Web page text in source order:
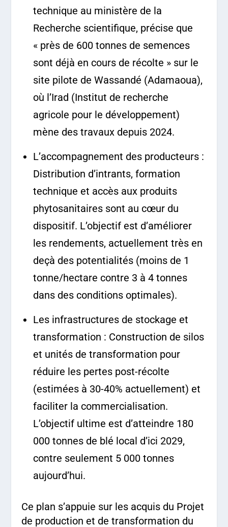
technique au ministère de la
Recherche scientifique, précise que
« près de 600 tonnes de semences
sont déjà en cours de récolte » sur le
site pilote de Wassandé (Adamaoua),
où l’Irad (Institut de recherche
agricole pour le développement)
mène des travaux depuis 2024.
L’accompagnement des producteurs :
Distribution d’intrants, formation
technique et accès aux produits
phytosanitaires sont au cœur du
dispositif. L’objectif est d’améliorer
les rendements, actuellement très en
deçà des potentialités (moins de 1
tonne/hectare contre 3 à 4 tonnes
dans des conditions optimales).
Les infrastructures de stockage et
transformation : Construction de silos
et unités de transformation pour
réduire les pertes post-récolte
(estimées à 30-40% actuellement) et
faciliter la commercialisation.
L’objectif ultime est d’atteindre 180
000 tonnes de blé local d’ici 2029,
contre seulement 5 000 tonnes
aujourd’hui.
Ce plan s’appuie sur les acquis du Projet
de production et de transformation du